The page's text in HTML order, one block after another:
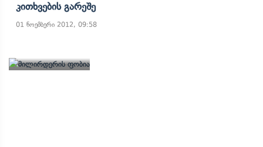
Კითხვების Გარეშე
01 ნოემბერი 2012, 09:58